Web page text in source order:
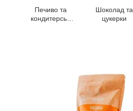
Печиво та
кондитерські
Шоколад та
цукерки